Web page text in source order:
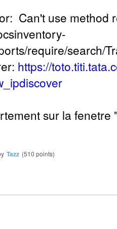
Can't use method
require/search/
https://
sur la fenetre
Tazz (510 points)